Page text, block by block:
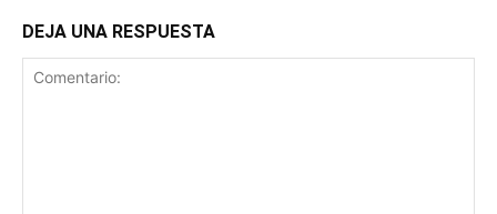
DEJA UNA RESPUESTA